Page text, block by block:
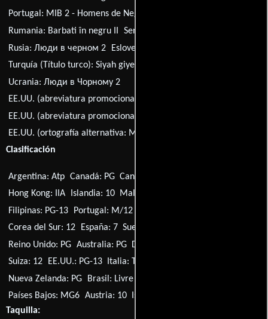
Portugal: MIB 2 - Homens de Negro II
Rumania: Barbati în negru II Serbia:
Rusia:Люди в черном 2 Eslovenia:
Turquía (Título turco):Siyah giyen adamlar II
Ucrania:Люди в Чорному 2
EE.UU. (abreviatura promocional):
EE.UU. (abreviatura promocional):
EE.UU. (ortografía alternativa: Men in Black 2
Clasificación
Argentina: Atp Canadá: PG Canadá: G
Hong Kong: IIA
Islandia: 10 Malasia: U
Filipinas: PG-13
Portugal: M/12
Corea del Sur: 12
España: 7 Suecia: 11
Reino Unido: PG Australia: PG Dinamarca: 11
Suiza: 12
EE.UU.: PG-13 Italia: T
Nueva Zelanda: PG
Brasil: Livre
Países Bajos: MG6 Austria: 10 Islandia: LH
Taquilla: